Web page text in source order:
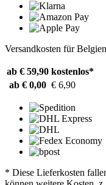
Versandkosten für Belgien
ab € 59,90 kostenlos*
ab € 0,00 € 6,90
* Diese Lieferkosten